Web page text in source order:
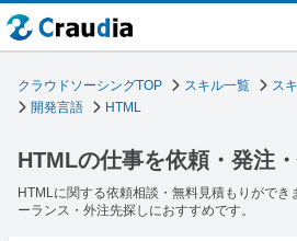
クラウドソーシングTOP スキル一覧
ス
開発言語
HTML
HTMLの仕事を依頼・発注
HTMLに関する依頼相談・無料見積もりができ
ーランス・外注先探しにおすすめです。